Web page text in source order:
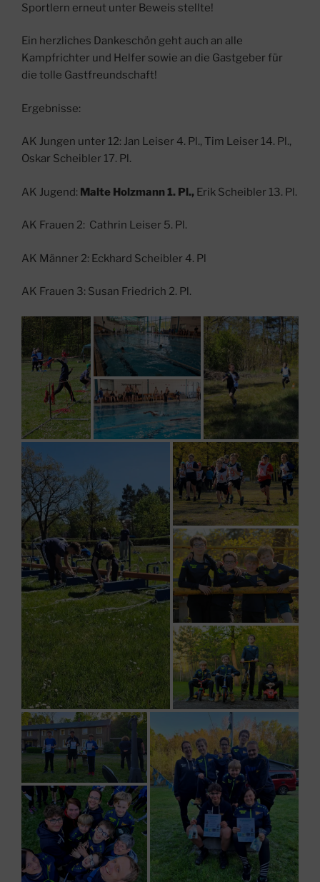
Sportlern erneut unter Beweis stellte!
Ein herzliches Dankeschön geht auch an alle
Kampfrichter und Helfer sowie an die Gastgeber für
die tolle Gastfreundschaft!
Ergebnisse:
AK Jungen unter 12: Jan Leiser 4. Pl., Tim Leiser 14. Pl.,
Oskar Scheibler 17. Pl.
AK Jugend: Malte Holzmann 1. Pl., Erik Scheibler 13. Pl.
AK Frauen 2: Cathrin Leiser 5. Pl.
AK Männer 2: Eckhard Scheibler 4. Pl
AK Frauen 3: Susan Friedrich 2. Pl.